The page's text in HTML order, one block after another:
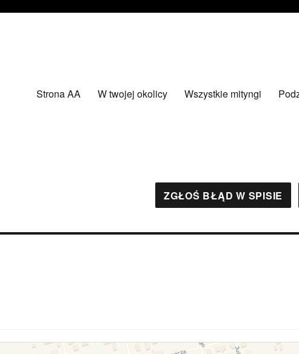
Strona AA W twojej okolicy Wszystkie mityngi
ZGŁOŚ BŁĄD W SPISIE